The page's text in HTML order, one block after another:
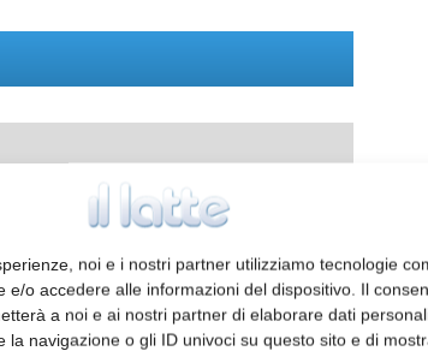
noi e i nostri partner utilizziamo tecnologie
e/o accedere alle informazioni del dispositivo. Il
a noi e ai nostri partner di elaborare dati
la navigazione o gli ID univoci su questo sito e di